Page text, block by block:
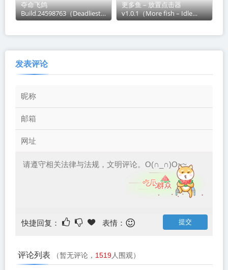
夺命飞鸽
Build.24598763（Deadliest
Pigeon）免安装中文版
更多鱼 – 放置点击器
v1.0.1（More fish – Idle
Clicker）免安装中文版
发表评论
快捷回复： 表情：
评论列表 （暂无评论， 1519人围观）